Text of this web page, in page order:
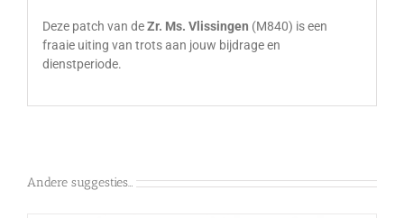
Deze patch van deZr. Ms. Vlissingen (M840) is een
fraaie uiting van trots aan jouw bijdrage en
dienstperiode.
Andere suggesties…